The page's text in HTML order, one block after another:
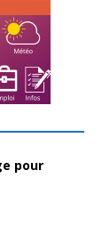
pour